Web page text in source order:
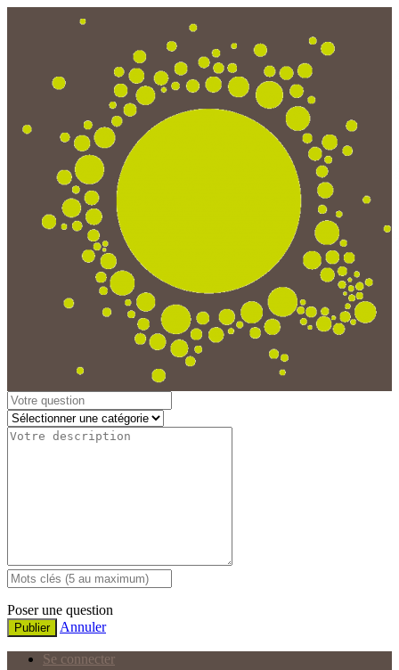
Poser une question
Publier Annuler
Se connecter